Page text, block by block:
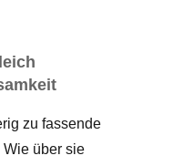
zu fassende
über sie